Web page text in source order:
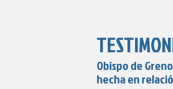
Obispo de
hecha en